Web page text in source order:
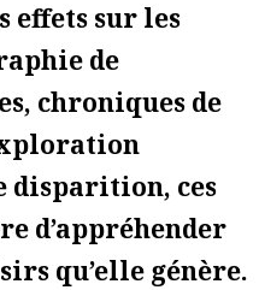
sur les
de
chroniques de
disparition, ces
d’appréhender
qu’elle génère.